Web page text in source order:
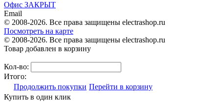
Офис ЗАКРЫТ
Email
© 2008-2026. Все права защищены electrashop.ru
Посмотреть на карте
© 2008-2026. Все права защищены electrashop.ru
Товар добавлен в корзину
Кол-во:
Итого:
Продолжить покупки Перейти в корзину
Купить в один клик